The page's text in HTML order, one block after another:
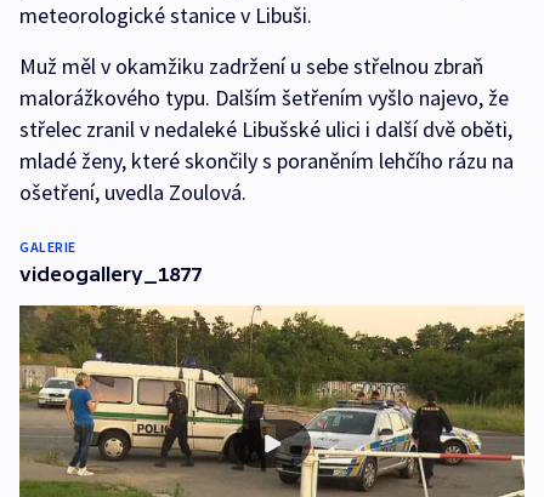
meteorologické stanice v Libuši.
Muž měl v okamžiku zadržení u sebe střelnou zbraň
malorážkového typu. Dalším šetřením vyšlo najevo, že
střelec zranil v nedaleké Libušské ulici i další dvě oběti,
mladé ženy, které skončily s poraněním lehčího rázu na
ošetření, uvedla Zoulová.
GALERIE
videogallery_1877